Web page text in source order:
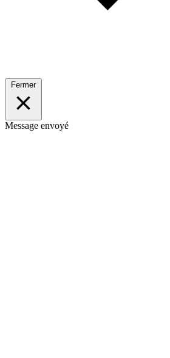
Fermer
Message envoyé